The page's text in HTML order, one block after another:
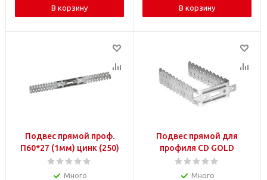
В корзину В корзину
Подвес прямой проф.
П60*27 (1мм) цинк (250)
Много
Подвес прямой для
профиля CD GOLD
Много